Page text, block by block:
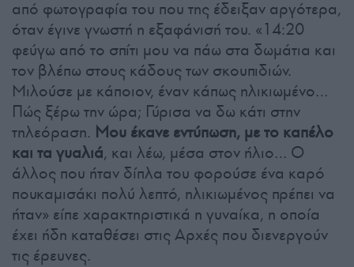
από φωτογραφία του που της έδειξαν αργότερα,
όταν έγινε γνωστή η εξαφάνισή του. «14:20
φεύγω από το σπίτι μου να πάω στα δωμάτια και
τον βλέπω στους κάδους των σκουπιδιών.
Μιλούσε με κάποιον, έναν κάπως ηλικιωμένο…
Πώς ξέρω την ώρα; Γύρισα να δω κάτι στην
τηλεόραση. Μου έκανε εντύπωση, με το καπέλο
και τα γυαλιά, και λέω, μέσα στον ήλιο… Ο
άλλος που ήταν δίπλα του φορούσε ένα καρό
πουκαμισάκι πολύ λεπτό, ηλικιωμένος πρέπει να
ήταν» είπε χαρακτηριστικά η γυναίκα, η οποία
έχει ήδη καταθέσει στις Αρχές που διενεργούν
τις έρευνες.